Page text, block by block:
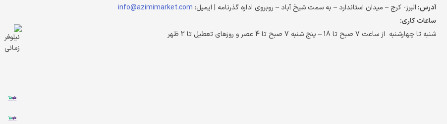
آدرس: البرز- کرج – میدان استاندارد – به سمت شیخ آباد – روبروی اداره گذرنامه | ایمیل: info@azimimarket.com
ساعات کاری:
شنبه تا چهارشنبه از ساعت 7 صبح تا 18 – پنج شنبه 7 صبح تا 4 عصر و روزهای تعطیل تا 2 ظهر